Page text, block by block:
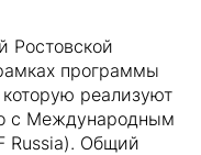
Ростовской
программы
реализуют
с Международным
Russia). Общий